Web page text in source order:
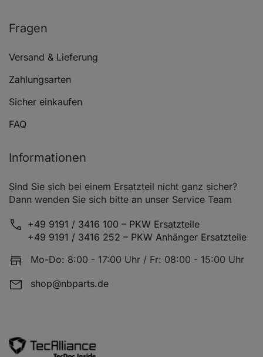
DAEWOO LANOS Stufenheck (KLAT)
DAEWOO NEXIA (KLETN)
DAEWOO NEXIA (KLETN)
1.5 16V
DAEWOO NEXIA (KLETN)
1.5
DAEWOO NEXIA Stufenheck (KLETN)
1.5
DAEWOO NEXIA Stufenheck (KLETN)
DAEWOO NEXIA Stufenheck (KLETN)
Fragen
Versand & Lieferung
Zahlungsarten
Sicher einkaufen
FAQ
Informationen
Sind Sie sich bei einem Ersatzteil nicht ganz sicher?
Dann wenden Sie sich bitte an unser Service Team
+49 9191 / 3416 100 – PKW Ersatzteile
+49 9191 / 3416 252 – PKW Anhänger Ersatzteile
Mo-Do: 8:00 - 17:00 Uhr / Fr: 08:00 - 15:00 Uhr
shop@nbparts.de